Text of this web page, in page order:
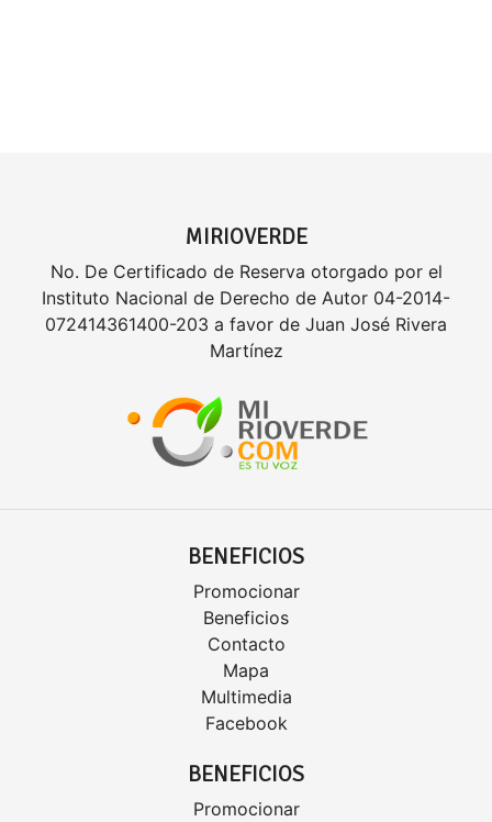
MIRIOVERDE
No. De Certificado de Reserva otorgado por el
Instituto Nacional de Derecho de Autor 04-2014-
072414361400-203 a favor de Juan José Rivera
Martínez
BENEFICIOS
Promocionar
Beneficios
Contacto
Mapa
Multimedia
Facebook
BENEFICIOS
Promocionar